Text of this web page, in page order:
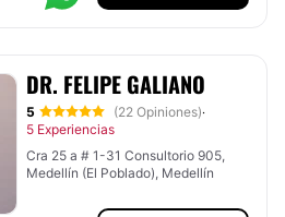
DR. FELIPE GALIANO
5 (22 Opiniones)·
5 Experiencias
Cra 25 a # 1-31 Consultorio 905,
Medellín (El Poblado), Medellín